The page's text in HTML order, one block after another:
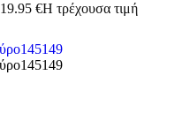
19.95 €Η τρέχουσα τιμή